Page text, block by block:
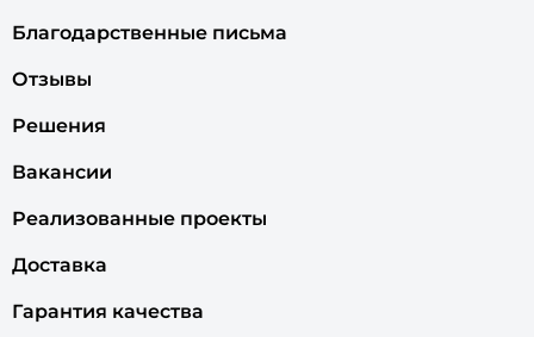
Благодарственные письма
Отзывы
Решения
Вакансии
Реализованные проекты
Доставка
Гарантия качества